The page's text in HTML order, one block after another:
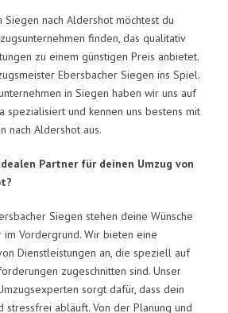
nach Aldershot möchtest du
finden, das qualitativ
zu einem günstigen Preis anbietet.
Ebersbacher Siegen ins Spiel.
in Siegen haben wir uns auf
spezialisiert und kennen uns bestens mit
nach Aldershot aus.
Partner für deinen Umzug von
Siegen stehen deine Wünsche
Vordergrund. Wir bieten eine
Dienstleistungen an, die speziell auf
zugeschnitten sind. Unser
sorgt dafür, dass dein
stressfrei abläuft. Von der Planung und